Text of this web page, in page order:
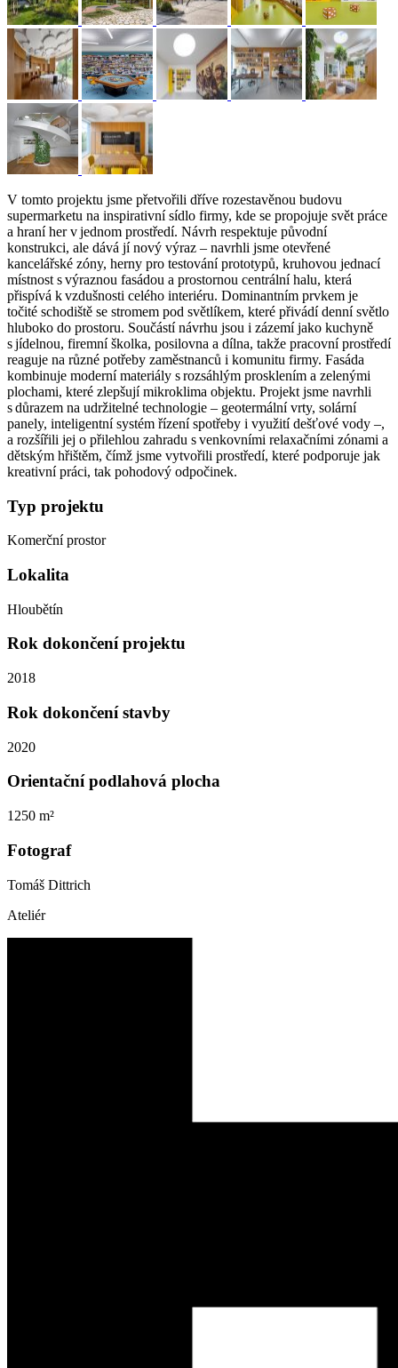
V tomto projektu jsme přetvořili dříve rozestavěnou budovu
supermarketu na inspirativní sídlo firmy, kde se propojuje svět práce
a hraní her v jednom prostředí. Návrh respektuje původní
konstrukci, ale dává jí nový výraz – navrhli jsme otevřené
kancelářské zóny, herny pro testování prototypů, kruhovou jednací
místnost s výraznou fasádou a prostornou centrální halu, která
přispívá k vzdušnosti celého interiéru. Dominantním prvkem je
točité schodiště se stromem pod světlíkem, které přivádí denní světlo
hluboko do prostoru. Součástí návrhu jsou i zázemí jako kuchyně
s jídelnou, firemní školka, posilovna a dílna, takže pracovní prostředí
reaguje na různé potřeby zaměstnanců i komunitu firmy. Fasáda
kombinuje moderní materiály s rozsáhlým prosklením a zelenými
plochami, které zlepšují mikroklima objektu. Projekt jsme navrhli
s důrazem na udržitelné technologie – geotermální vrty, solární
panely, inteligentní systém řízení spotřeby i využití dešťové vody –,
a rozšířili jej o přilehlou zahradu s venkovními relaxačními zónami a
dětským hřištěm, čímž jsme vytvořili prostředí, které podporuje jak
kreativní práci, tak pohodový odpočinek.
Typ projektu
Komerční prostor
Lokalita
Hloubětín
Rok dokončení projektu
2018
Rok dokončení stavby
2020
Orientační podlahová plocha
1250 m²
Fotograf
Tomáš Dittrich
Ateliér